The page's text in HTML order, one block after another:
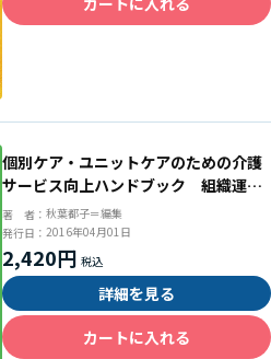
個別ケア・ユニットケアのための介護
サービス向上ハンドブック 組織運営
がうまくいく２０の視点
著 者： 秋葉都子＝編集
発行日： 2016年04月01日
2,420円
詳細を見る
カートに入れる